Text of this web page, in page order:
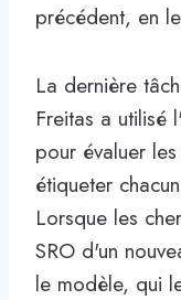
précédent, en
La dernière
Freitas a utilisé
pour évaluer
étiqueter
Lorsque les
SRO d'un
le modèle, qui